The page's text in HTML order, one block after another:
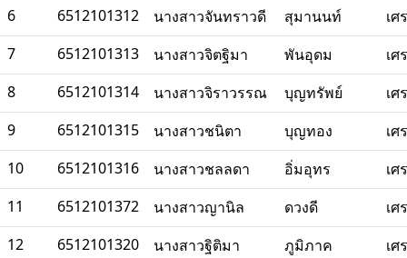
6
6512101312 นางสาวจันทราวดี สุมานนท์
เ
7
6512101313 นางสาวจิตฐิมา พันอุดม
เ
8
6512101314 นางสาวจิราวรรณ บุญทรัพย์
เ
9
6512101315 นางสาวชนิตา บุญทอง
เ
10
6512101316 นางสาวชลลดา อิ่มอุทร
เ
11
6512101372 นางสาวญานิล ดวงดี
เ
12
6512101320 นางสาวฐิติมา ภูมิภาค
เ